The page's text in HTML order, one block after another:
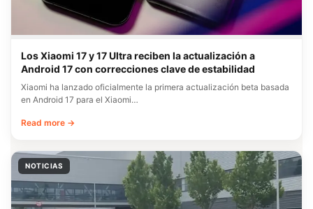
Los Xiaomi 17 y 17 Ultra reciben la actualización a
Android 17 con correcciones clave de estabilidad
Xiaomi ha lanzado oficialmente la primera actualización beta basada
en Android 17 para el Xiaomi…
Read more →
NOTICIAS